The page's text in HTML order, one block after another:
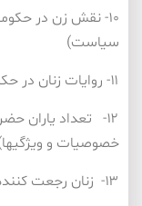
۱۰- نقش زن در
سياست)
۱۱- روايات زنان در حكومت حضرت (عج)
۱۲- تعداد ياران
خصوصيات و
۱۳- زنان رجعت كننده